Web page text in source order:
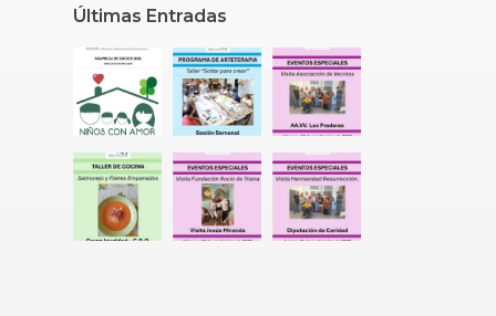
Últimas Entradas